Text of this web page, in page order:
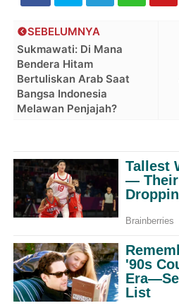
SEBELUMNYA
Sukmawati: Di Mana
Bendera Hitam
Bertuliskan Arab Saat
Bangsa Indonesia
Melawan Penjajah?